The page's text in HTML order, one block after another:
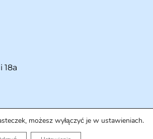
18a
możesz wyłączyć je w ustawieniach.